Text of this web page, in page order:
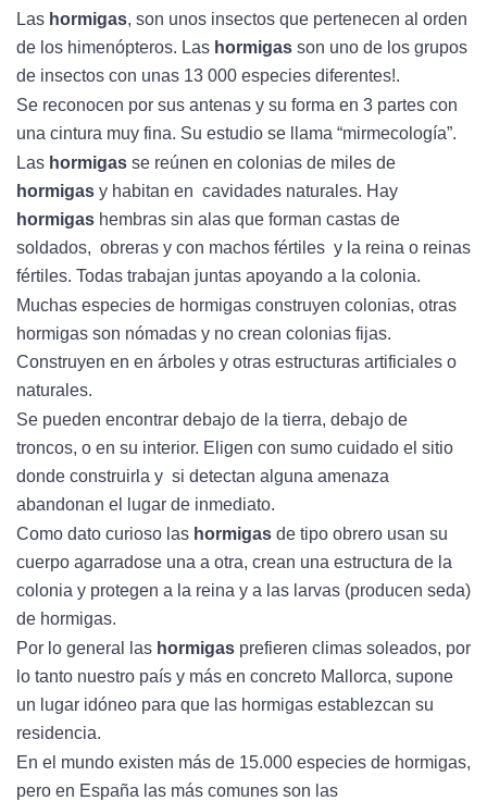
Las hormigas, son unos insectos que pertenecen al orden
de los himenópteros. Las hormigas son uno de los grupos
de insectos con unas 13 000 especies diferentes!.
Se reconocen por sus antenas y su forma en 3 partes con
una cintura muy fina. Su estudio se llama “mirmecología”.
Las hormigas se reúnen en colonias de miles de
hormigas y habitan en cavidades naturales. Hay
hormigas hembras sin alas que forman castas de
soldados, obreras y con machos fértiles y la reina o reinas
fértiles. Todas trabajan juntas apoyando a la colonia.
Muchas especies de hormigas construyen colonias, otras
hormigas son nómadas y no crean colonias fijas.
Construyen en en árboles y otras estructuras artificiales o
naturales.
Se pueden encontrar debajo de la tierra, debajo de
troncos, o en su interior. Eligen con sumo cuidado el sitio
donde construirla y si detectan alguna amenaza
abandonan el lugar de inmediato.
Como dato curioso las hormigas de tipo obrero usan su
cuerpo agarradose una a otra, crean una estructura de la
colonia y protegen a la reina y a las larvas (producen seda)
de hormigas.
Por lo general las hormigas prefieren climas soleados, por
lo tanto nuestro país y más en concreto Mallorca, supone
un lugar idóneo para que las hormigas establezcan su
residencia.
En el mundo existen más de 15.000 especies de hormigas,
pero en España las más comunes son las